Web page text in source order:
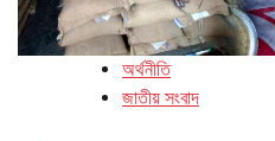
অর্থনীতি
জাতীয় সংবাদ